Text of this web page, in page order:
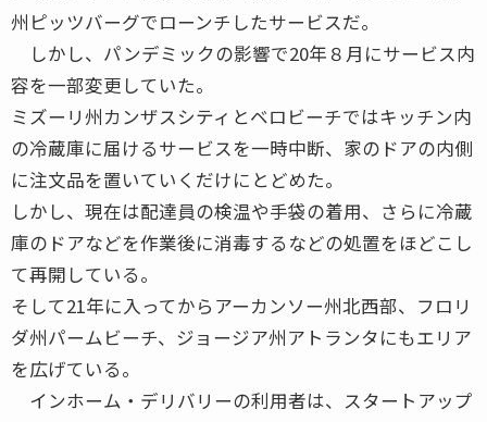
州ピッツバーグでローンチしたサービスだ。
しかし、パンデミックの影響で20年８月にサービス内
容を一部変更していた。
ミズーリ州カンザスシティとベロビーチではキッチン内
の冷蔵庫に届けるサービスを一時中断、家のドアの内側
に注文品を置いていくだけにとどめた。
しかし、現在は配達員の検温や手袋の着用、さらに冷蔵
庫のドアなどを作業後に消毒するなどの処置をほどこし
て再開している。
そして21年に入ってからアーカンソー州北西部、フロリ
ダ州パームビーチ、ジョージア州アトランタにもエリア
を広げている。
インホーム・デリバリーの利用者は、スタートアップ